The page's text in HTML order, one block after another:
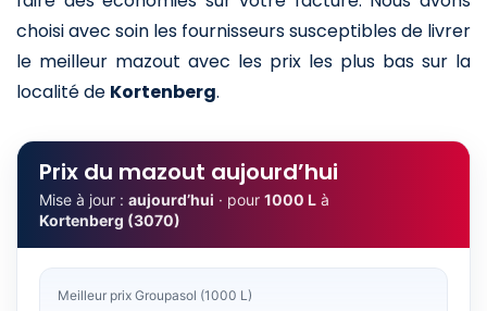
choisi avec soin les fournisseurs susceptibles de livrer
le meilleur mazout avec les prix les plus bas sur la
localité de Kortenberg.
Prix du mazout aujourd’hui
Mise à jour : aujourd’hui · pour 1000 L à
Kortenberg (3070)
Meilleur prix Groupasol (1000 L)